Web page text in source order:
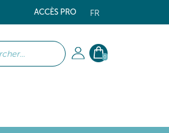
FR
ACCÈS PRO
0